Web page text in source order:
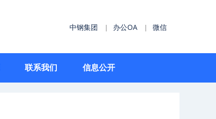
中钢集团 | 办公OA | 微信
联系我们 信息公开